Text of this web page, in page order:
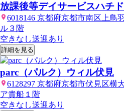
放課後等デイサービスハチ
6018146 京都府京都市南区上鳥
ル３階
空きなし送迎あり
詳細を見る
parc（パルク）ウィル伏見
6128297 京都府京都市伏見区横
ア貴船１階
空きなし送迎あり